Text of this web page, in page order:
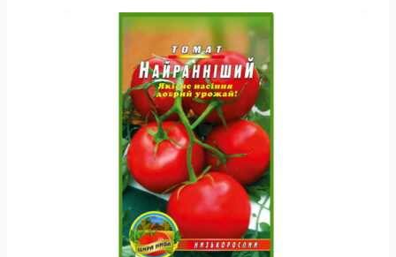
пакет
20
насінин
кількість